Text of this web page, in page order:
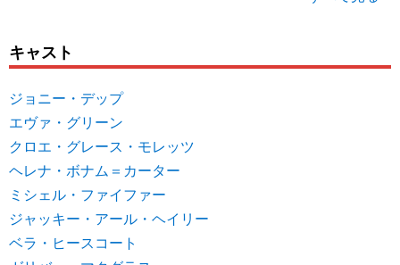
キャスト
ジョニー・デップ
エヴァ・グリーン
クロエ・グレース・モレッツ
ヘレナ・ボナム＝カーター
ミシェル・ファイファー
ジャッキー・アール・ヘイリー
ベラ・ヒースコート